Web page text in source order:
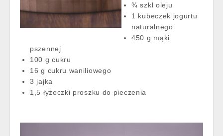
¾ szkl oleju
1 kubeczek jogurtu
naturalnego
450 g mąki
pszennej
100 g cukru
16 g cukru waniliowego
3 jajka
1,5 łyżeczki proszku do pieczenia